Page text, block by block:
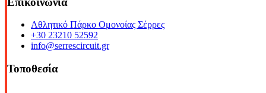
Αθλητικό Πάρκο Ομονοίας Σέρρες
+30 23210 52592
info@serrescircuit.gr
Τοποθεσία